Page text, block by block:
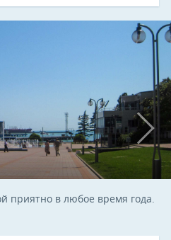
приятно в любое время года.